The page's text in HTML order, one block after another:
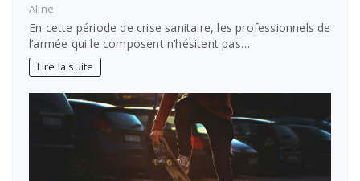
Aline
En cette période de crise sanitaire, les professionnels de
l’armée qui le composent n’hésitent pas…
Lire la suite